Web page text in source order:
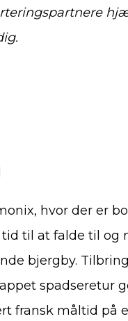
hvor der er
til at falde til og
bjergby.
spadseretur
fransk måltid på